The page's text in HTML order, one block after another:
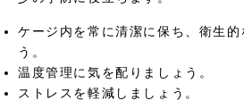
ケージ内を常に清潔に保ち、衛生的
う。
温度管理に気を配りましょう。
ストレスを軽減しましょう。